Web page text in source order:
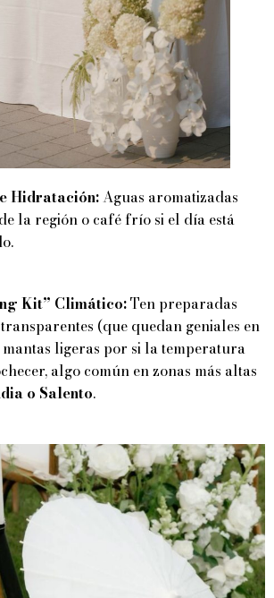
Hidratación:Aguas aromatizadas
la región o café frío si el día está
Kit” Climático:Ten preparadas
(que quedan geniales en
ligeras por si la temperatura
algo común en zonas más altas
o Salento.